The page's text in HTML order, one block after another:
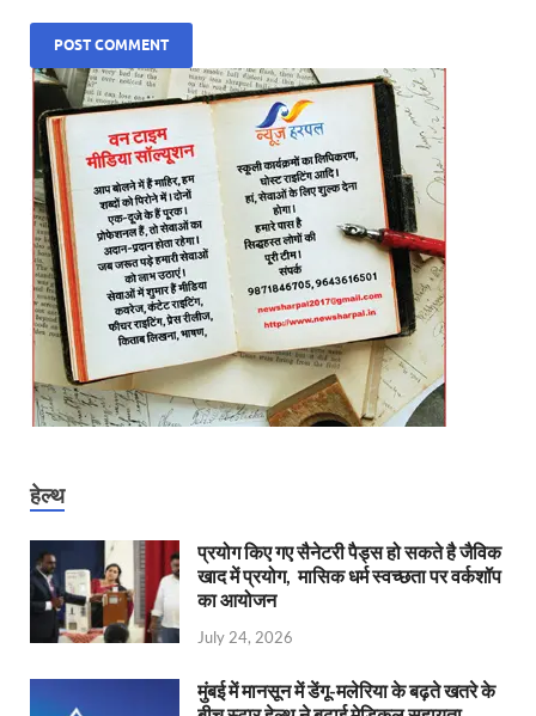
हेल्थ
प्रयोग किए गए सैनेटरी पैड्स हो सकते है जैविक
खाद में प्रयोग, मासिक धर्म स्वच्छता पर वर्कशॉप
का आयोजन
July 24, 2026
मुंबई में मानसून में डेंगू-मलेरिया के बढ़ते खतरे के